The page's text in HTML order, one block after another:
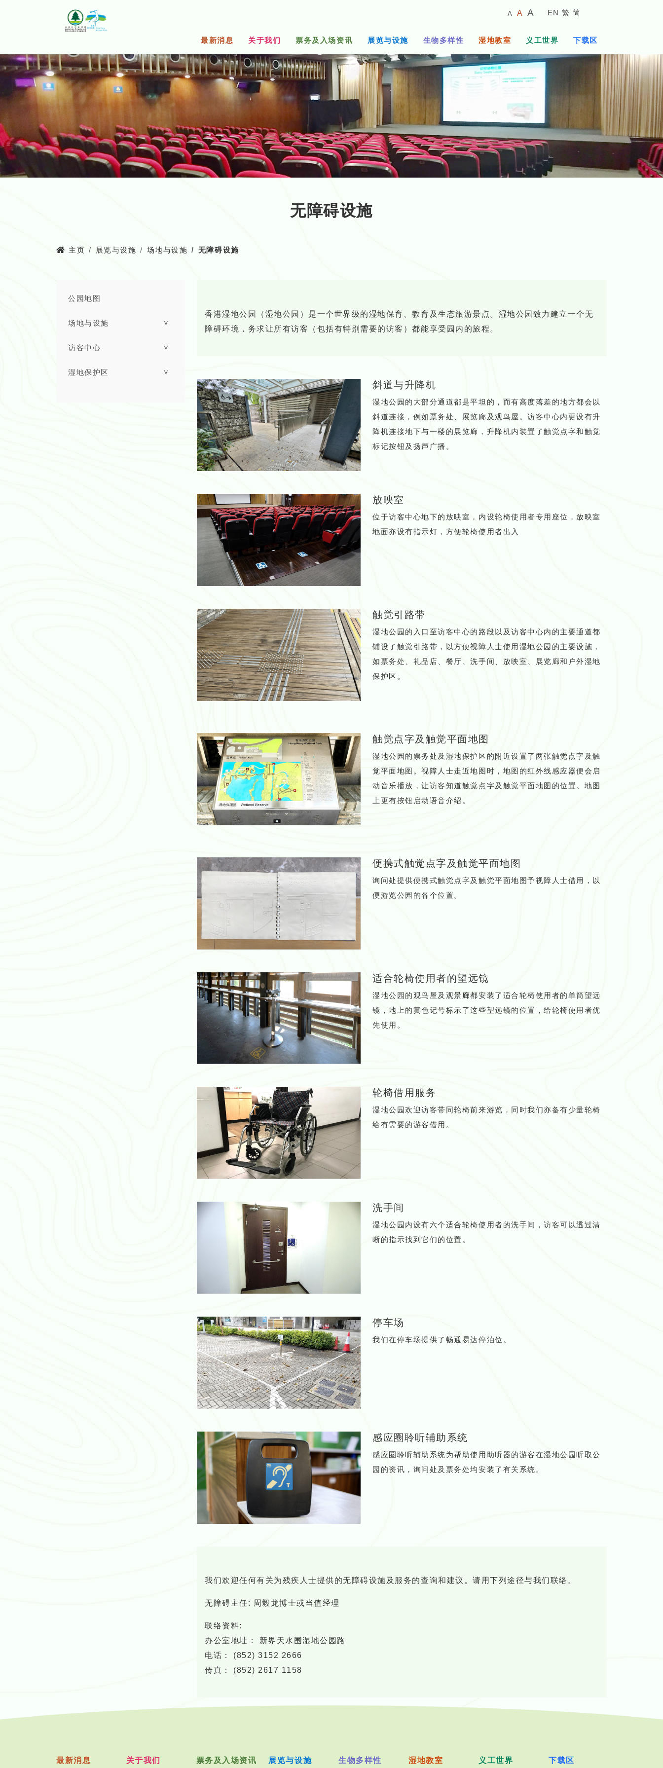
容
A
较
A
预
字
体
大
小
A
的
字
体
EN 繁 简
最新消息 关于我们 票务及入场资讯 展览与设施 生物多样性 湿地教室 义工世界 下载区
无障碍设施
主页 展览与设施 场地与设施 无障碍设施
公园地图
场地与设施 ˅
访客中心 ˅
湿地保护区 ˅
香港湿地公园（湿地公园）是一个世界级的湿地保育、教育及生态旅游景点。湿地公园致力建立一个无
障碍环境，务求让所有访客（包括有特别需要的访客）都能享受园内的旅程。
斜道与升降机
湿地公园的大部分通道都是平坦的，而有高度落差的地方都会以
斜道连接，例如票务处、展览廊及观鸟屋。访客中心内更设有升
降机连接地下与一楼的展览廊，升降机内装置了触觉点字和触觉
标记按钮及扬声广播。
放映室
位于访客中心地下的放映室，内设轮椅使用者专用座位，放映室
地面亦设有指示灯，方便轮椅使用者出入
触觉引路带
湿地公园的入口至访客中心的路段以及访客中心内的主要通道都
铺设了触觉引路带，以方便视障人士使用湿地公园的主要设施，
如票务处、礼品店、餐厅、洗手间、放映室、展览廊和户外湿地
保护区。
触觉点字及触觉平面地图
湿地公园的票务处及湿地保护区的附近设置了两张触觉点字及触
觉平面地图。视障人士走近地图时，地图的红外线感应器便会启
动音乐播放，让访客知道触觉点字及触觉平面地图的位置。地图
上更有按钮启动语音介绍。
便携式触觉点字及触觉平面地图
询问处提供便携式触觉点字及触觉平面地图予视障人士借用，以
便游览公园的各个位置。
适合轮椅使用者的望远镜
湿地公园的观鸟屋及观景廊都安装了适合轮椅使用者的单筒望远
镜，地上的黄色记号标示了这些望远镜的位置，给轮椅使用者优
先使用。
轮椅借用服务
湿地公园欢迎访客带同轮椅前来游览，同时我们亦备有少量轮椅
给有需要的游客借用。
洗手间
湿地公园内设有六个适合轮椅使用者的洗手间，访客可以透过清
晰的指示找到它们的位置。
停车场
我们在停车场提供了畅通易达停泊位。
感应圈聆听辅助系统
感应圈聆听辅助系统为帮助使用助听器的游客在湿地公园听取公
园的资讯，询问处及票务处均安装了有关系统。
我们欢迎任何有关为残疾人士提供的无障碍设施及服务的查询和建议。请用下列途径与我们联络。
无障碍主任: 周毅龙博士或当值经理
联络资料:
办公室地址： 新界天水围湿地公园路
电话： (852) 3152 2666
传真： (852) 2617 1158
最新消息 关于我们 票务及入场资讯 展览与设施 生物多样性 湿地教室 义工世界 下载区